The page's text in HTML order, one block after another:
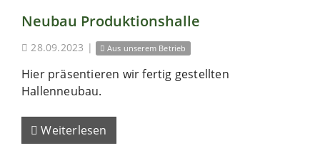
Neubau Produktionshalle
28.09.2023 | Aus unserem Betrieb
Hier präsentieren wir fertig gestellten
Hallenneubau.
Weiterlesen